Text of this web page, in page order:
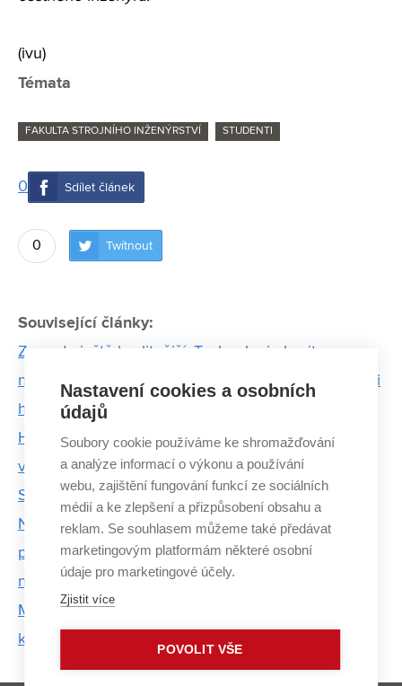
(ivu)
Témata
FAKULTA STROJNÍHO INŽENÝRSTVÍ STUDENTI
0 Sdílet článek
0 Twítnout
Související články:
Za vodu ještě kvalitnější. Technologie kavitace a
nízkoteplotního plazmatu dočistí vodu od pesticidů i
hormonů
Hvězdná obloha je na Paranalu neskutečná,
vzpomíná Jan Foltýn
SIGMA CAST nabídne matematiku pro uši
Na trhu chybí tisíce odborníků na čipy. FEKT VUT
proto otevře nový studijní program, který v Česku
nemá obdoby
Mezinárodní den žen v inženýrství: Diverzita je
klíčovým faktorem pro úspěch
Nastavení cookies a osobních
údajů
Soubory cookie používáme ke shromažďování
a analýze informací o výkonu a používání
webu, zajištění fungování funkcí ze sociálních
médií a ke zlepšení a přizpůsobení obsahu a
reklam. Se souhlasem můžeme také předávat
marketingovým platformám některé osobní
údaje pro marketingové účely.
Zjistit více
POVOLIT VŠE